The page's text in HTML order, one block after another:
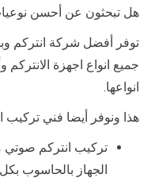
هل تبحثون عن أحسن
توفر أفضل شركة انتركم
جميع انواع اجهزة الانتركم
انواعها.
هذا ونوفر أيضا فني تركيب
تركيب انتركم صوتي
الجهاز بالحاسوب